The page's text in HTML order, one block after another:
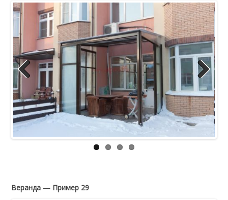
Previous Next
Веранда — Пример 29